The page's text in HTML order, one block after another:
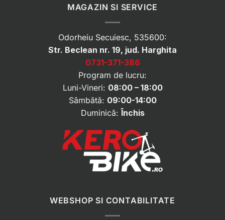
MAGAZIN SI SERVICE
Odorheiu Secuiesc, 535600:
Str. Beclean nr. 19, jud. Harghita
0731-371-386
Program de lucru:
Luni-Vineri: 08:00 – 18:00
Sâmbătă: 09:00-14:00
Duminică: Închis
WEBSHOP SI CONTABILITATE